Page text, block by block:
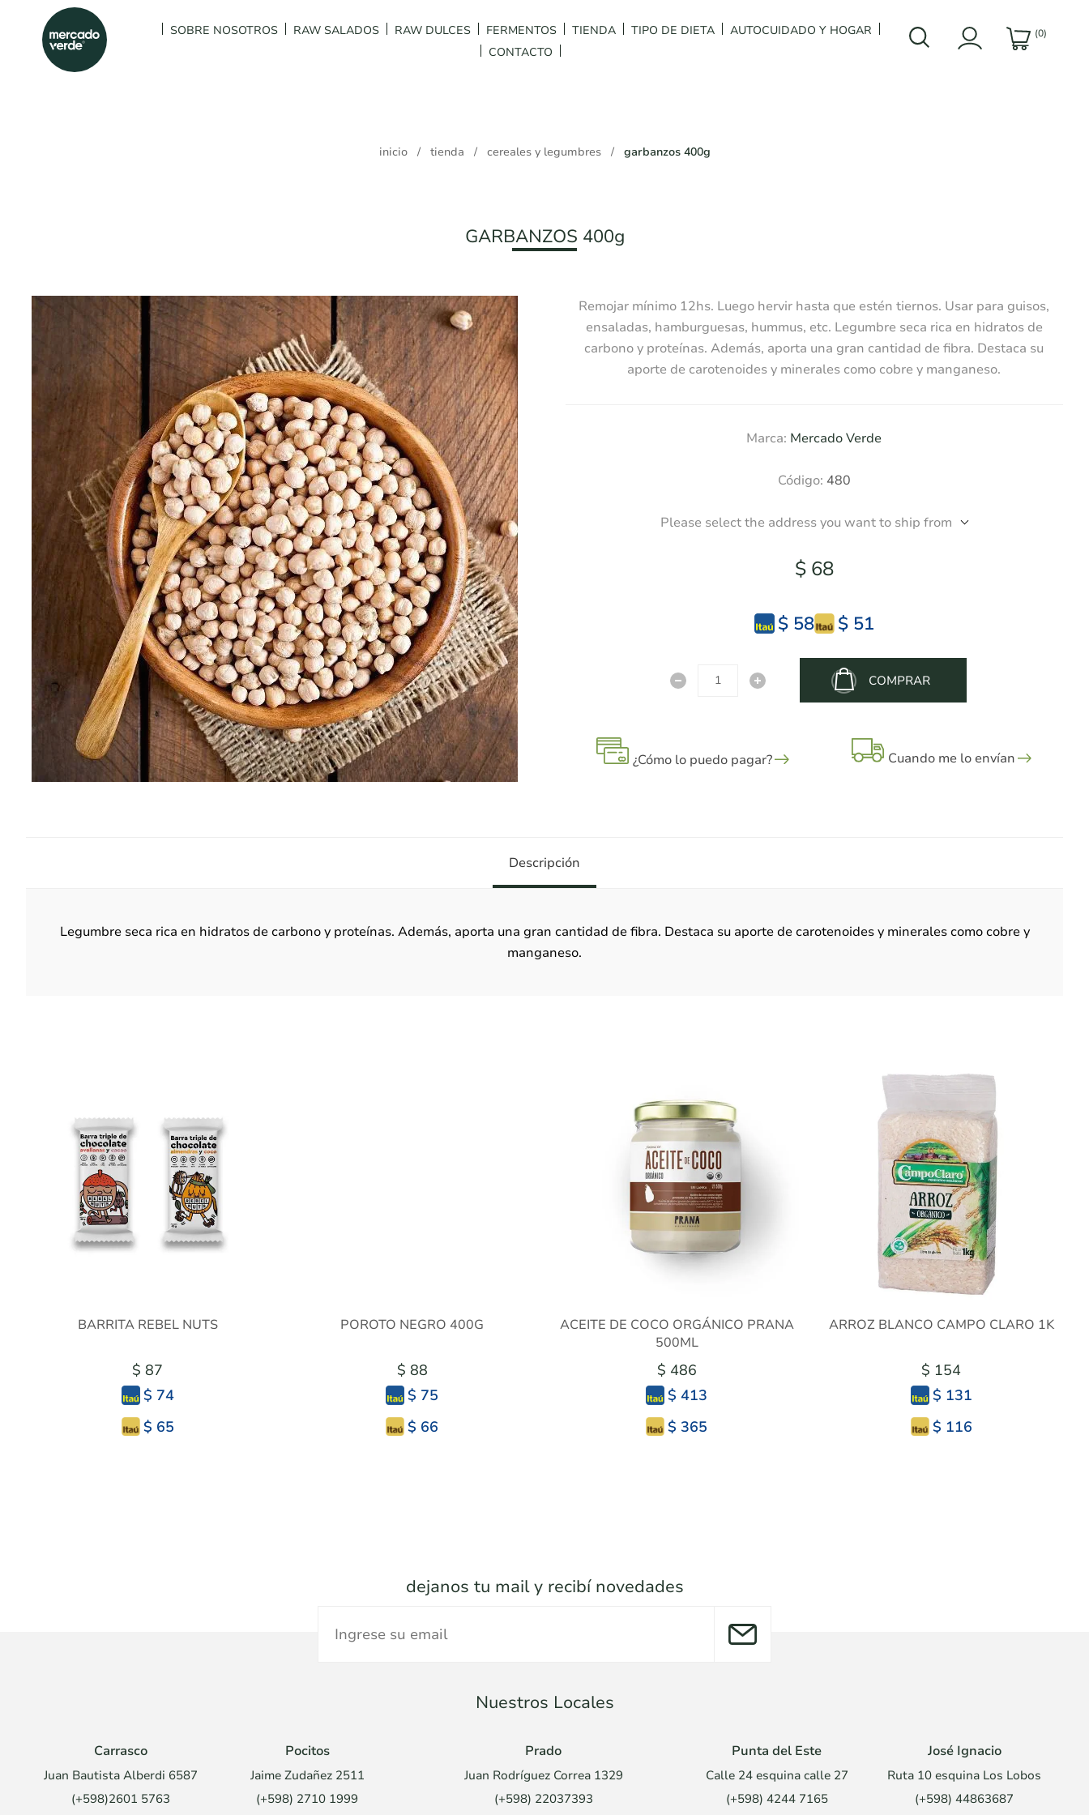
SOBRE NOSOTROS RAW SALADOS RAW DULCES FERMENTOS TIENDA TIPO DE DIETA
AUTOCUIDADO Y HOGAR
CONTACTO
(0)
inicio / tienda / cereales y legumbres / garbanzos 400g
GARBANZOS 400g
Remojar mínimo 12hs. Luego hervir hasta que estén tiernos. Usar para guisos,
ensaladas, hamburguesas, hummus, etc. Legumbre seca rica en hidratos de
carbono y proteínas. Además, aporta una gran cantidad de fibra. Destaca su
aporte de carotenoides y minerales como cobre y manganeso.
Marca: Mercado Verde
Código: 480
Please select the address you want to ship from
$ 68
$ 58 $ 51
COMPRAR
¿Cómo lo puedo pagar? Cuando me lo envían
Descripción
Legumbre seca rica en hidratos de carbono y proteínas. Además, aporta una gran cantidad de fibra. Destaca su aporte de carotenoides y minerales como cobre y
manganeso.
BARRITA REBEL NUTS
$ 87
$ 74
$ 65
POROTO NEGRO 400G
$ 88
$ 75
$ 66
ACEITE DE COCO ORGÁNICO PRANA
500ML
$ 486
$ 413
$ 365
ARROZ BLANCO CAMPO CLARO 1K
$ 154
$ 131
$ 116
dejanos tu mail y recibí novedades
Nuestros Locales
Carrasco
Juan Bautista Alberdi 6587
(+598)2601 5763
Pocitos
Jaime Zudañez 2511
(+598) 2710 1999
Prado
Juan Rodríguez Correa 1329
(+598) 22037393
Punta del Este
Calle 24 esquina calle 27
(+598) 4244 7165
José Ignacio
Ruta 10 esquina Los Lobos
(+598) 44863687